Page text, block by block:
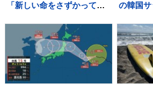
「新しい命をさずかってお
方 〝今後も俳優としてミ
ッチーとして精進〟【 コメ
ント全文 】
の韓国
会・警